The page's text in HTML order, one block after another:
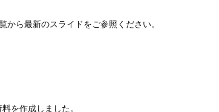
ら最新のスライドをご参照ください。
を作成しました。